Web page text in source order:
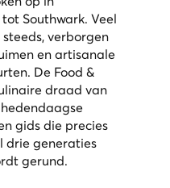
Southwark. Veel
verborgen
en artisanale
De Food &
draad van
gids die precies
drie generaties
gerund.